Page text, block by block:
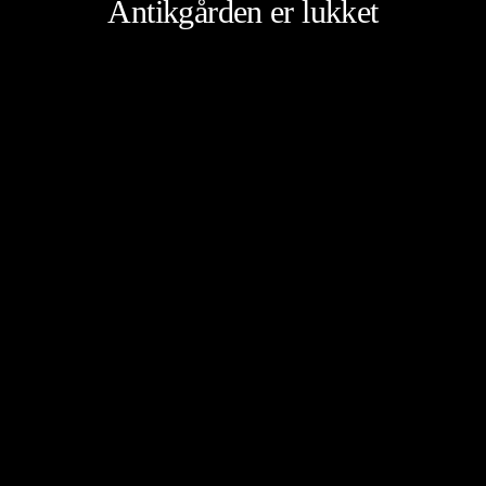
Antikgården er lukket